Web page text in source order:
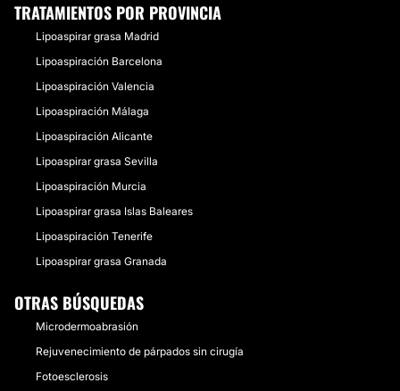
TRATAMIENTOS POR PROVINCIA
Lipoaspirar grasa Madrid
Lipoaspiración Barcelona
Lipoaspiración Valencia
Lipoaspiración Málaga
Lipoaspiración Alicante
Lipoaspirar grasa Sevilla
Lipoaspiración Murcia
Lipoaspirar grasa Islas Baleares
Lipoaspiración Tenerife
Lipoaspirar grasa Granada
OTRAS BÚSQUEDAS
Microdermoabrasión
Rejuvenecimiento de párpados sin cirugía
Fotoesclerosis